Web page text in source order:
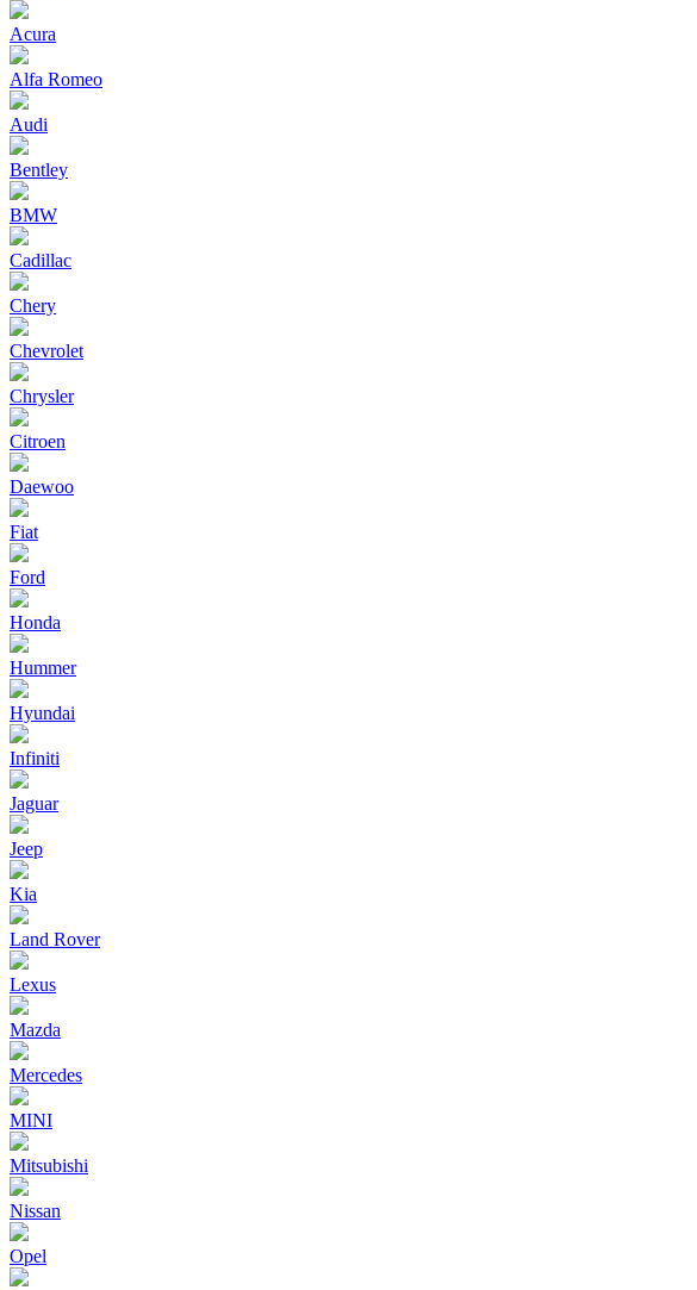
Acura
Alfa Romeo
Audi
Bentley
BMW
Cadillac
Chery
Chevrolet
Chrysler
Citroen
Daewoo
Fiat
Ford
Honda
Hummer
Hyundai
Infiniti
Jaguar
Jeep
Kia
Land Rover
Lexus
Mazda
Mercedes
MINI
Mitsubishi
Nissan
Opel